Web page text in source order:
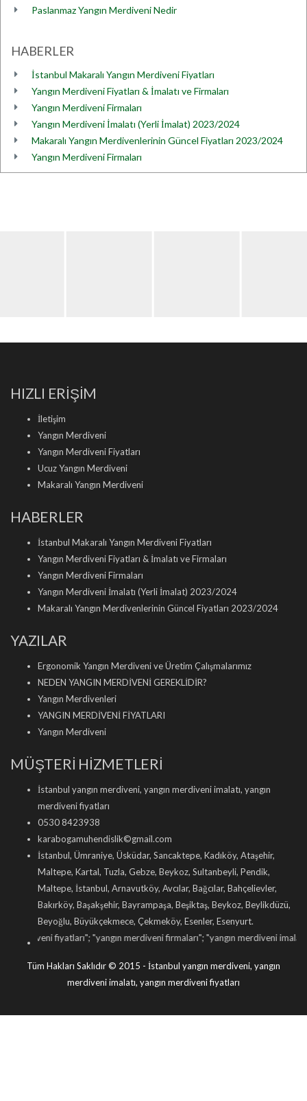
Paslanmaz Yangın Merdiveni Nedir
HABERLER
İstanbul Makaralı Yangın Merdiveni Fiyatları
Yangın Merdiveni Fiyatları & İmalatı ve Firmaları
Yangın Merdiveni Firmaları
Yangın Merdiveni İmalatı (Yerli İmalat) 2023/2024
Makaralı Yangın Merdivenlerinin Güncel Fiyatları 2023/2024
Yangın Merdiveni Firmaları
HIZLI ERİŞİM
İletişim
Yangın Merdiveni
Yangın Merdiveni Fiyatları
Ucuz Yangın Merdiveni
Makaralı Yangın Merdiveni
HABERLER
İstanbul Makaralı Yangın Merdiveni Fiyatları
Yangın Merdiveni Fiyatları & İmalatı ve Firmaları
Yangın Merdiveni Firmaları
Yangın Merdiveni İmalatı (Yerli İmalat) 2023/2024
Makaralı Yangın Merdivenlerinin Güncel Fiyatları 2023/2024
YAZILAR
Ergonomik Yangın Merdiveni ve Üretim Çalışmalarımız
NEDEN YANGIN MERDİVENİ GEREKLİDİR?
Yangın Merdivenleri
YANGIN MERDİVENİ FİYATLARI
Yangın Merdiveni
MÜŞTERİ HİZMETLERİ
İstanbul yangın merdiveni, yangın merdiveni imalatı, yangın
merdiveni fiyatları
0530 8423938
karabogamuhendislik©gmail.com
İstanbul, Ümraniye, Üsküdar, Sancaktepe, Kadıköy, Ataşehir,
Maltepe, Kartal, Tuzla, Gebze, Beykoz, Sultanbeyli, Pendik,
Maltepe, İstanbul, Arnavutköy, Avcılar, Bağcılar, Bahçelievler,
Bakırköy, Başakşehir, Bayrampaşa, Beşiktaş, Beykoz, Beylikdüzü,
Beyoğlu, Büyükçekmece, Çekmeköy, Esenler, Esenyurt.
"; "yangın merdiveni firmaları"; "yangın merdiveni imalatı"; "makaralı
Tüm Hakları Saklıdır © 2015 - İstanbul yangın merdiveni, yangın
merdiveni imalatı, yangın merdiveni fiyatları